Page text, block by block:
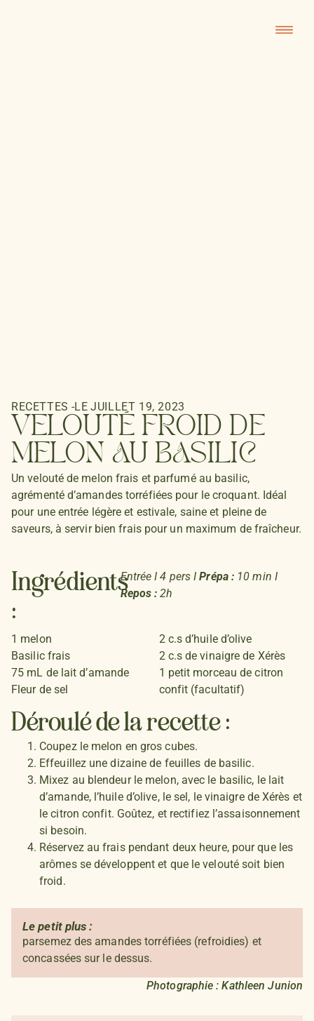
RECETTES -LE JUILLET 19, 2023
VELOUTÉ FROID DE
MELON AU BASILIC
Un velouté de melon frais et parfumé au basilic,
agrémenté d’amandes torréfiées pour le croquant. Idéal
pour une entrée légère et estivale, saine et pleine de
saveurs, à servir bien frais pour un maximum de fraîcheur.
Ingrédients
:
Entrée I 4 pers IPrépa : 10 min I
Repos : 2h
1 melon
Basilic frais
75 mL de lait d’amande
Fleur de sel
2 c.s d’huile d’olive
2 c.s de vinaigre de Xérès
1 petit morceau de citron
confit (facultatif)
Déroulé de la recette :
Coupez le melon en gros cubes.
Effeuillez une dizaine de feuilles de basilic.
Mixez au blendeur le melon, avec le basilic, le lait
d’amande, l’huile d’olive, le sel, le vinaigre de Xérès et
le citron confit. Goûtez, et rectifiez l’assaisonnement
si besoin.
Réservez au frais pendant deux heure, pour que les
arômes se développent et que le velouté soit bien
froid.
Le petit plus :
parsemez des amandes torréfiées (refroidies) et
concassées sur le dessus.
Photographie : Kathleen Junion